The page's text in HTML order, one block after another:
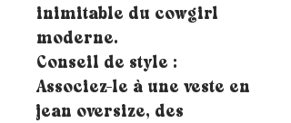
inimitable du cowgirl
moderne.
Conseil de style :
Associez-le à une veste en
jean oversize, des